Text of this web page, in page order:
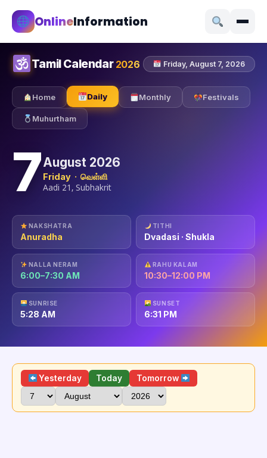
OnlineInformation
Tamil Calendar 2026 Friday, August 7, 2026
Home Daily Monthly Festivals
Muhurtham
7August 2026
Friday · வெள்ளி
Aadi 21, Subhakrit
NAKSHATRA
Anuradha
TITHI
Dvadasi · Shukla
NALLA NERAM
6:00–7:30 AM
RAHU KALAM
10:30–12:00 PM
SUNRISE
5:28 AM
SUNSET
6:31 PM
Yesterday Today Tomorrow